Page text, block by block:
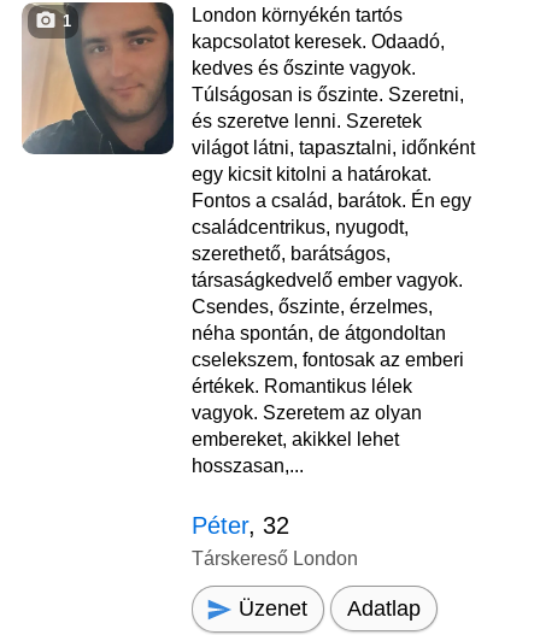
1
London környékén tartós
kapcsolatot keresek. Odaadó,
kedves és őszinte vagyok.
Túlságosan is őszinte. Szeretni,
és szeretve lenni. Szeretek
világot látni, tapasztalni, időnként
egy kicsit kitolni a határokat.
Fontos a család, barátok. Én egy
családcentrikus, nyugodt,
szerethető, barátságos,
társaságkedvelő ember vagyok.
Csendes, őszinte, érzelmes,
néha spontán, de átgondoltan
cselekszem, fontosak az emberi
értékek. Romantikus lélek
vagyok. Szeretem az olyan
embereket, akikkel lehet
hosszasan,...
Péter, 32
Társkereső London
Üzenet Adatlap